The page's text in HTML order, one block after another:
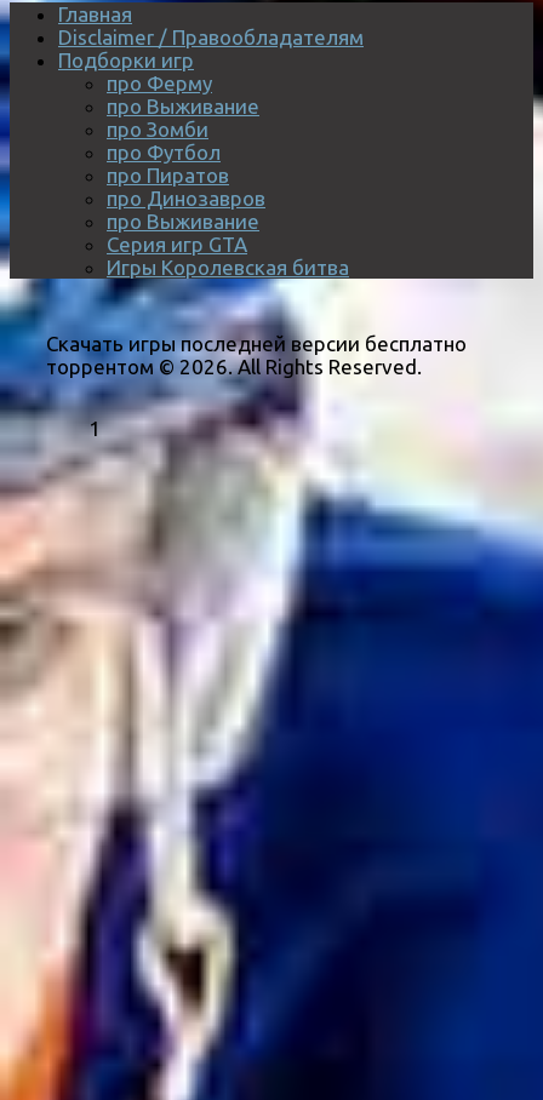
Главная
Disclaimer / Правообладателям
Подборки игр
про Ферму
про Выживание
про Зомби
про Футбол
про Пиратов
про Динозавров
про Выживание
Серия игр GTA
Игры Королевская битва
Скачать игры последней версии бесплатно
торрентом © 2026. All Rights Reserved.
1